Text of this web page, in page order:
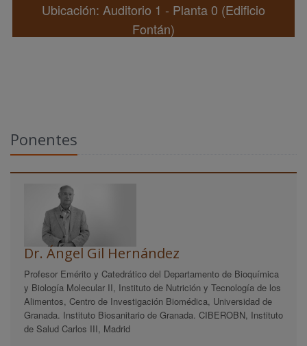
Ubicación: Auditorio 1 - Planta 0 (Edificio
Fontán)
Ponentes
Dr. Ángel Gil Hernández
Profesor Emérito y Catedrático del Departamento de Bioquímica
y Biología Molecular II, Instituto de Nutrición y Tecnología de los
Alimentos, Centro de Investigación Biomédica, Universidad de
Granada. Instituto Biosanitario de Granada. CIBEROBN, Instituto
de Salud Carlos III, Madrid